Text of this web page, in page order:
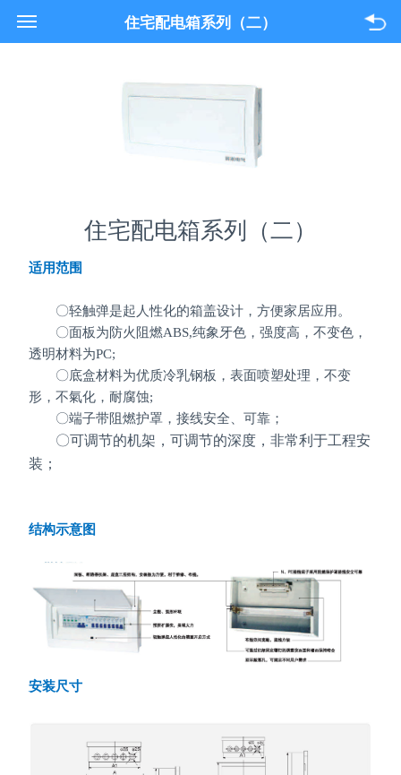
021-33618089
住宅配电箱系列（二）
住宅配电箱系列（二）
适用范围
〇轻触弹是起人性化的箱盖设计，方便家居应用。
〇面板为防火阻燃ABS,纯象牙色，强度高，不变色，
透明材料为PC;
〇底盒材料为优质冷乳钢板，表面喷塑处理，不变
形，不氣化，耐腐蚀;
〇端子带阻燃护罩，接线安全、可靠；
〇可调节的机架，可调节的深度，非常利于工程安
装；
结构示意图
安装尺寸